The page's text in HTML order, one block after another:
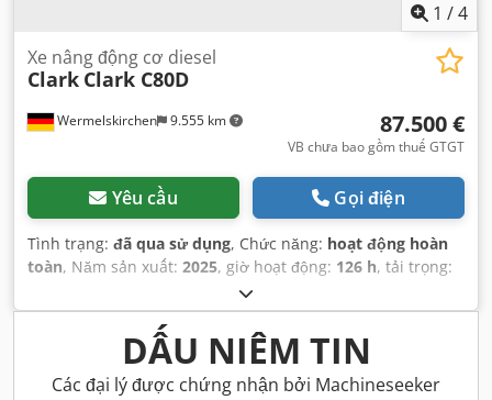
1 /4
Wermelskirchen 9.555 km
Xe nâng động cơ diesel
Clark Clark C80D
87.500 €
VB chưa bao gồm thuế GTGT
Yêu cầu Gọi điện
Tình trạng: đã qua sử dụng, Chức năng: hoạt động hoàn
toàn, Năm sản xuất: 2025, giờ hoạt động: 126 h, tải trọng:
4.700 mm
mm, loại nhiên liệu:diesel, loại cột:triplex, chiều cao xây
2.667 mm , chiều dài càng:2.500 mm, loại truyền
DẤU NIÊM TIN
Các đại lý được chứng nhận bởi Machineseeker